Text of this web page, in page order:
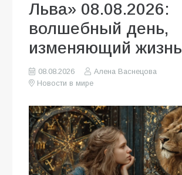
Льва» 08.08.2026:
волшебный день,
изменяющий жизнь
08.08.2026
Алена Васнецова
Новости в мире